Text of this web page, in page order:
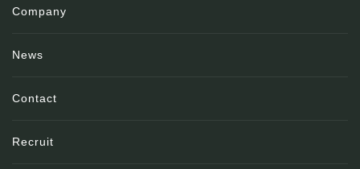
Company
News
Contact
Recruit